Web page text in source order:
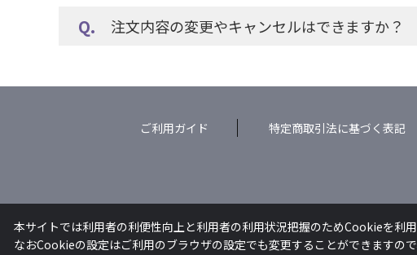
注文内容の変更やキャンセルはできますか？
ご利用ガイド 特定商取引法に基づく表記
本サイトでは利用者の利便性向上と利用者の利用状況把握のためCookieを利用
なおCookieの設定はご利用のブラウザの設定でも変更することができますの